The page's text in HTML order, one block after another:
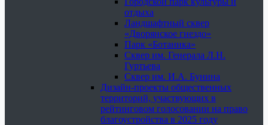
отдыха
Ландшафтный сквер
«Дворянское гнездо»
Парк «Ботаника»
Сквер им. Генерала Л.Н.
Гуртьева
Сквер им. И.А. Бунина
Дизайн-проекты общественных
территорий, участвующих в
рейтинговом голосовании на право
благоустройства в 2025 году